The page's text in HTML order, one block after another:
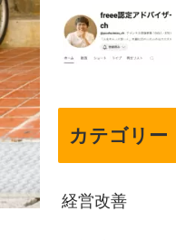
カテゴリー
経営改善